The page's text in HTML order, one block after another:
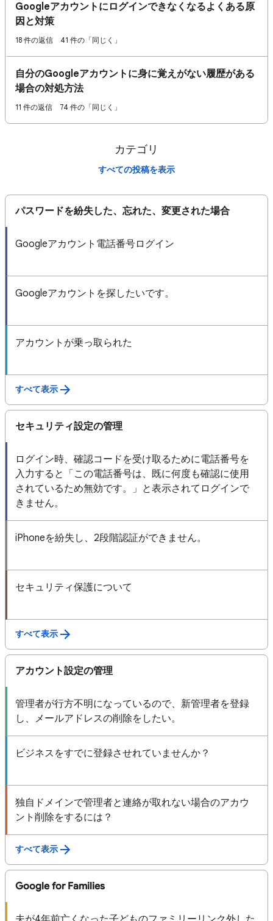
Googleアカウントにログインできなくなるよくある原
因と対策
18 件の返信 41 件の「同じく」
自分のGoogleアカウントに身に覚えがない履歴がある
場合の対処方法
11 件の返信 74 件の「同じく」
カテゴリ
すべての投稿を表示
パスワードを紛失した、忘れた、変更された場合
Googleアカウント電話番号ログイン
Googleアカウントを探したいです。
アカウントが乗っ取られた
すべて表示
セキュリティ設定の管理
ログイン時、確認コードを受け取るために電話番号を
入力すると「この電話番号は、既に何度も確認に使用
されているため無効です。」と表示されてログインで
きません。
iPhoneを紛失し、2段階認証ができません。
セキュリティ保護について
すべて表示
アカウント設定の管理
管理者が行方不明になっているので、新管理者を登録
し、メールアドレスの削除をしたい。
ビジネスをすでに登録させれていませんか？
独自ドメインで管理者と連絡が取れない場合のアカウ
ント削除をするには？
すべて表示
Google for Families